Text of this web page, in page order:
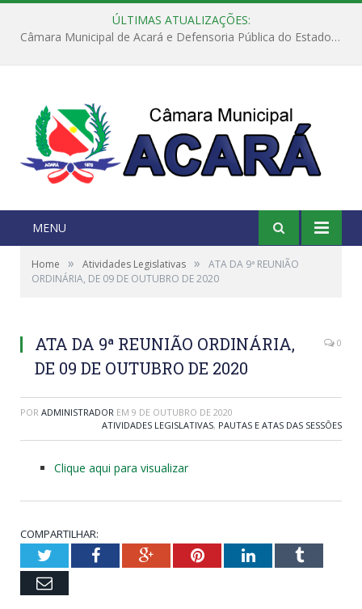
ÚLTIMAS ATUALIZAÇÕES:
Câmara Municipal de Acará e Defensoria Pública do Estado, promovem Ação Balcão de Direitos
MENU
Home » Atividades Legislativas »
ATA DA 9ª REUNIÃO
ORDINÁRIA, DE 09 DE OUTUBRO DE 2020
ATA DA 9ª REUNIÃO ORDINÁRIA,
DE 09 DE OUTUBRO DE 2020
0
POR ADMINISTRADOR EM 9 DE OUTUBRO DE 2020
ATIVIDADES LEGISLATIVAS, PAUTAS E ATAS DAS SESSÕES
Clique aqui para visualizar
COMPARTILHAR:
TwitterFacebookGoogle+PinterestLinkedInTumblr
Email